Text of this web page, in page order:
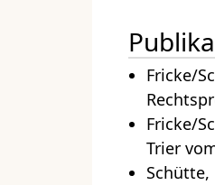
Fricke/
Fricke/
Trier